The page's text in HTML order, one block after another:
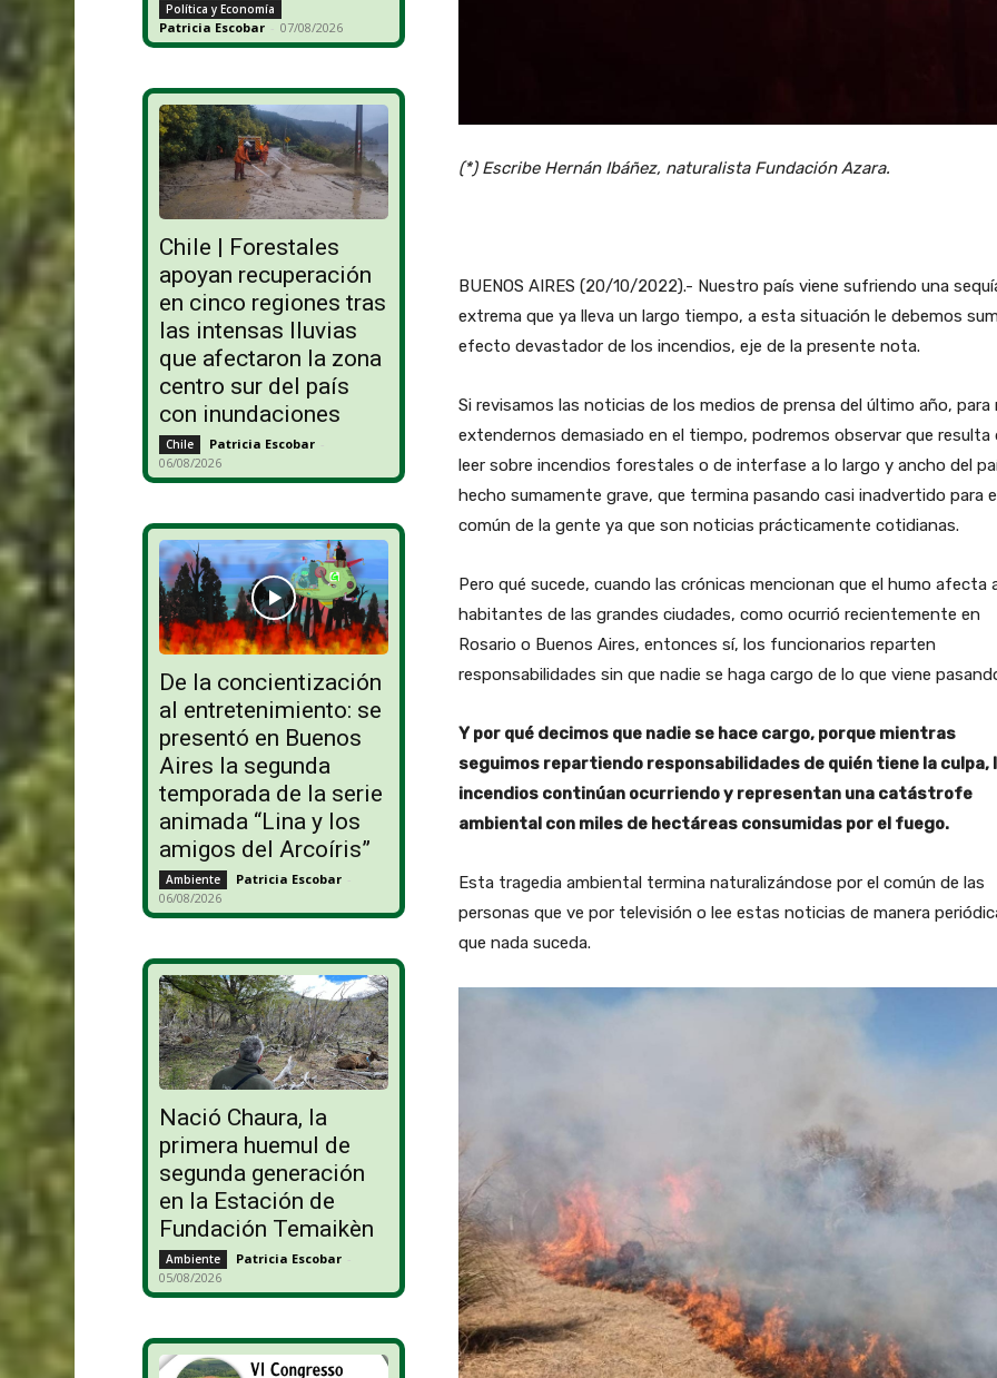
Política y Economía
Patricia Escobar - 07/08/2026
Chile | Forestales
apoyan recuperación
en cinco regiones tras
las intensas lluvias
que afectaron la zona
centro sur del país
con inundaciones
Chile Patricia Escobar -
06/08/2026
De la concientización
al entretenimiento: se
presentó en Buenos
Aires la segunda
temporada de la serie
animada “Lina y los
amigos del Arcoíris”
Ambiente Patricia Escobar -
06/08/2026
Nació Chaura, la
primera huemul de
segunda generación
en la Estación de
Fundación Temaikèn
Ambiente Patricia Escobar -
05/08/2026
(*) Escribe Hernán Ibáñez, naturalista Fundación Azara.
BUENOS AIRES (20/10/2022).- Nuestro país viene sufriendo una
extrema que ya lleva un largo tiempo, a esta situación le debemos
efecto devastador de los incendios, eje de la presente nota.
Si revisamos las noticias de los medios de prensa del último año, para
extendernos demasiado en el tiempo, podremos observar que resulta
leer sobre incendios forestales o de interfase a lo largo y ancho del
hecho sumamente grave, que termina pasando casi inadvertido para
común de la gente ya que son noticias prácticamente cotidianas.
Pero qué sucede, cuando las crónicas mencionan que el humo afecta
habitantes de las grandes ciudades, como ocurrió recientemente en
Rosario o Buenos Aires, entonces sí, los funcionarios reparten
responsabilidades sin que nadie se haga cargo de lo que viene
Y por qué decimos que nadie se hace cargo, porque mientras
seguimos repartiendo responsabilidades de quién tiene la culpa,
incendios continúan ocurriendo y representan una catástrofe
ambiental con miles de hectáreas consumidas por el fuego.
Esta tragedia ambiental termina naturalizándose por el común de las
personas que ve por televisión o lee estas noticias de manera
que nada suceda.